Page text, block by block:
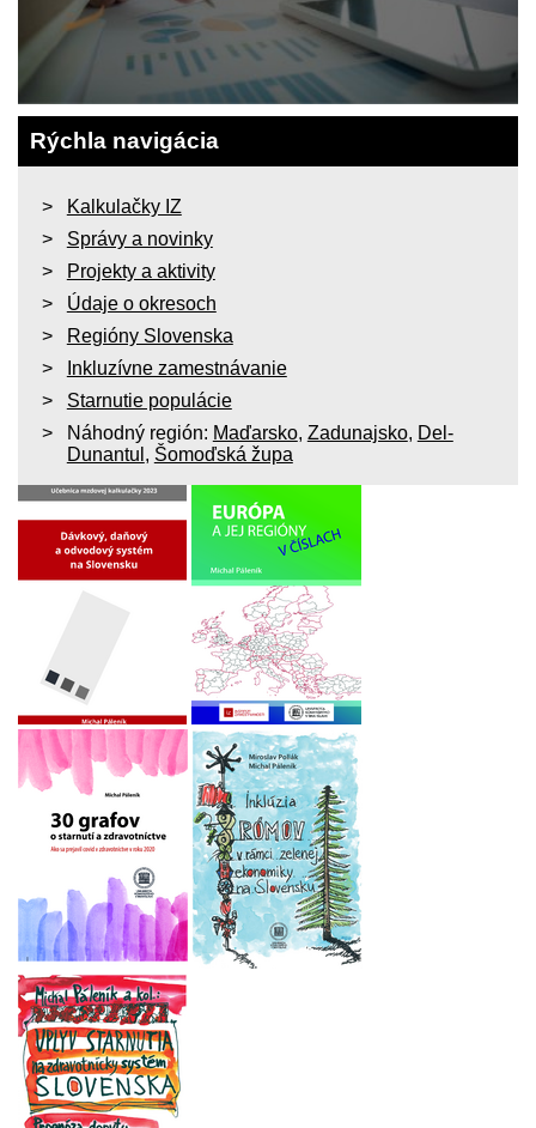
Rýchla navigácia
Kalkulačky IZ
Správy a novinky
Projekty a aktivity
Údaje o okresoch
Regióny Slovenska
Inkluzívne zamestnávanie
Starnutie populácie
Náhodný región: Maďarsko, Zadunajsko, Del-
Dunantul , Šomoďská župa